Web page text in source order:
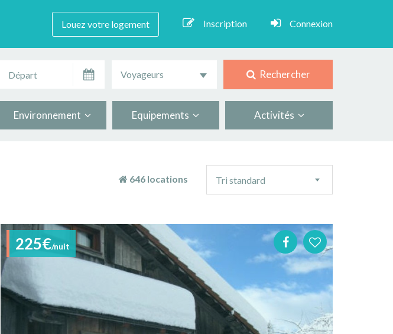
Louez votre logement Inscription Connexion
Voyageurs Rechercher
Environnement Equipements Activités
646 locations
tri
Tri standard
225€/nuit